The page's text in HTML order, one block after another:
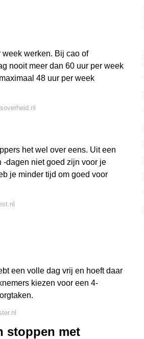
werken. Bij cao of
nooit meer dan 60 uur per week
48 uur per week
het wel over eens. Uit een
dagen niet goed zijn voor je
je minder tijd om goed voor
een volle dag vrij en hoeft daar
kiezen voor een 4-
stoppen met